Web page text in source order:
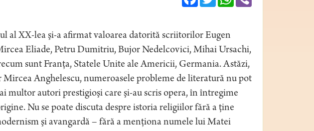
al XX-lea şi-a afirmat valoarea datorită scriitorilor Eugen
Eliade, Petru Dumitriu, Bujor Nedelcovici, Mihai Ursachi,
sunt Franţa, Statele Unite ale Americii, Germania. Astăzi,
Anghelescu, numeroasele probleme de literatură nu pot
multor autori prestigioşi care şi-au scris opera, în întregime
Nu se poate discuta despre istoria religiilor fără a ţine
şi avangardă – fără a menţiona numele lui Matei